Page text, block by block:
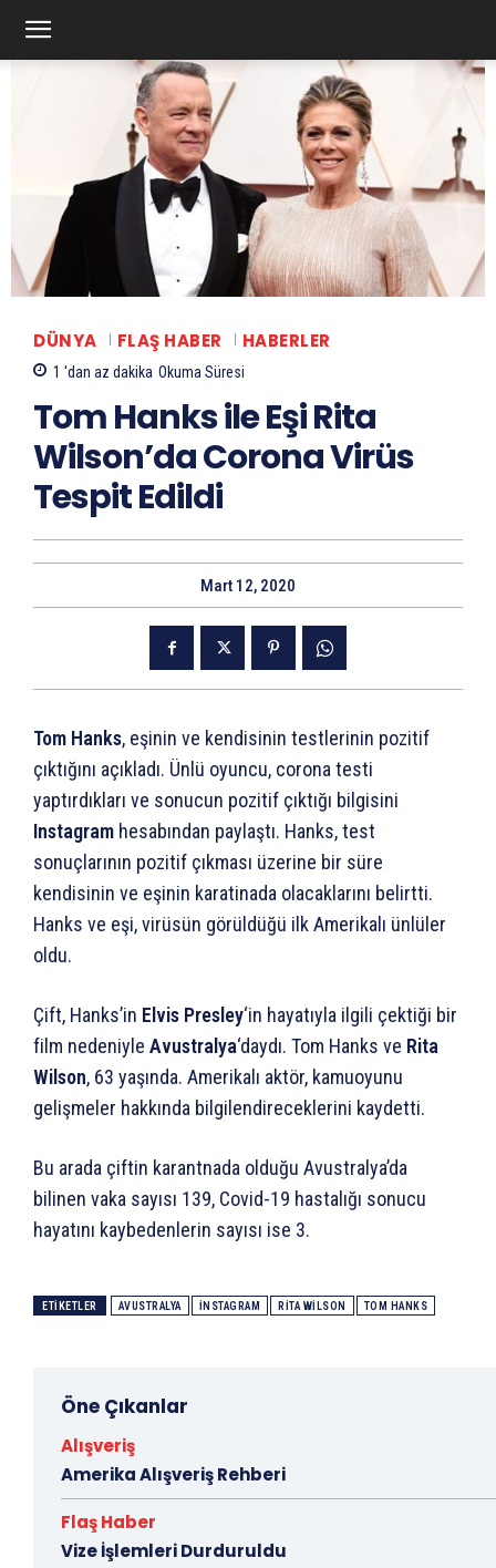
DÜNYA FLAŞ HABER HABERLER
1 'dan az dakika Okuma Süresi
Tom Hanks ile Eşi Rita
Wilson’da Corona Virüs
Tespit Edildi
Mart 12, 2020
Tom Hanks, eşinin ve kendisinin testlerinin pozitif
çıktığını açıkladı. Ünlü oyuncu, corona testi
yaptırdıkları ve sonucun pozitif çıktığı bilgisini
Instagram hesabından paylaştı. Hanks, test
sonuçlarının pozitif çıkması üzerine bir süre
kendisinin ve eşinin karatinada olacaklarını belirtti.
Hanks ve eşi, virüsün görüldüğü ilk Amerikalı ünlüler
oldu.
Çift, Hanks’in Elvis Presley‘in hayatıyla ilgili çektiği bir
film nedeniyle Avustralya‘daydı. Tom Hanks ve Rita
Wilson, 63 yaşında. Amerikalı aktör, kamuoyunu
gelişmeler hakkında bilgilendireceklerini kaydetti.
Bu arada çiftin karantnada olduğu Avustralya’da
bilinen vaka sayısı 139, Covid-19 hastalığı sonucu
hayatını kaybedenlerin sayısı ise 3.
ETIKETLER AVUSTRALYA INSTAGRAM RITA WILSON TOM HANKS
Öne Çıkanlar
Alışveriş
Amerika Alışveriş Rehberi
Flaş Haber
Vize İşlemleri Durduruldu